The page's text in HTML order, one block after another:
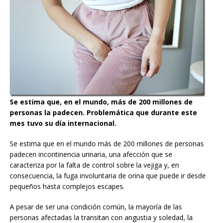
Se estima que, en el mundo, más de 200 millones de
personas la padecen. Problemática que durante este
mes tuvo su día internacional.
Se estima que en el mundo más de 200 millones de personas
padecen incontinencia urinaria, una afección que se
caracteriza por la falta de control sobre la vejiga y, en
consecuencia, la fuga involuntaria de orina que puede ir desde
pequeños hasta complejos escapes.
A pesar de ser una condición común, la mayoría de las
personas afectadas la transitan con angustia y soledad, la